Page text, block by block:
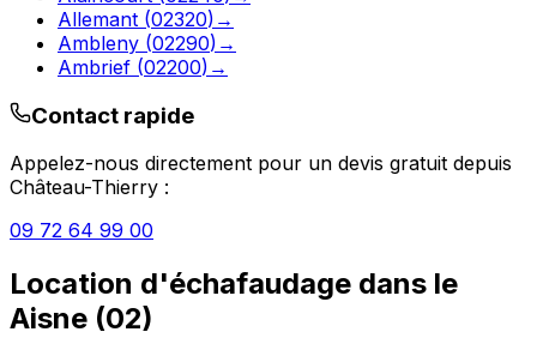
Allemant (02320) →
Ambleny (02290) →
Ambrief (02200) →
Contact rapide
Appelez-nous directement pour un devis gratuit depuis
Château-Thierry :
09 72 64 99 00
Location d'échafaudage dans le
Aisne (02)